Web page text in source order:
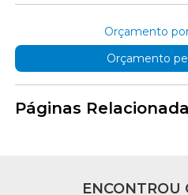
Orçamento
Orçamento
Páginas
ENCONTROU